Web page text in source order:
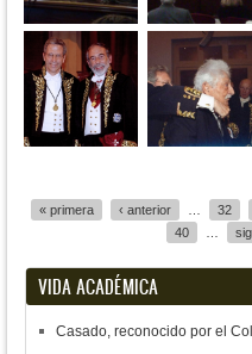
« primera ‹ anterior 32
40
VIDA ACADÉMICA
Casado, reconocido por el